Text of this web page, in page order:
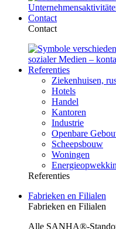
Contact
Contact
Referenties
Ziekenhuisen,
Hotels
Handel
Kantoren
Industrie
Openbare
Scheepsbouw
Woningen
Referenties
Fabrieken en Filialen
Fabrieken en Filialen
Alle SANHA®-